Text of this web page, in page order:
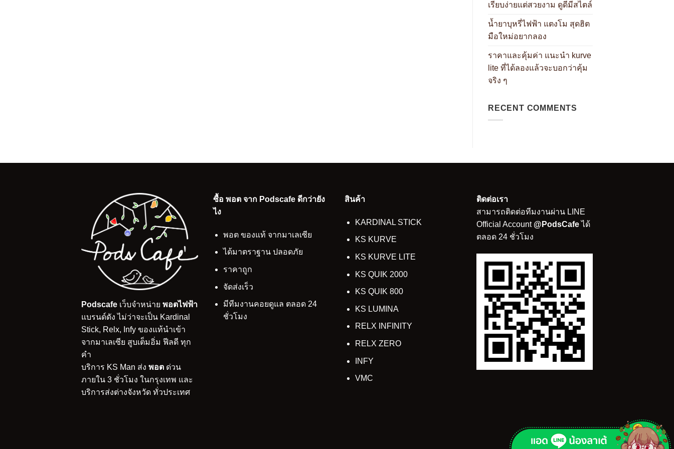
เรียบง่ายแต่สวยงาม ดูดีมีสไตล์
น้ำยาบุหรี่ไฟฟ้า แตงโม สุดฮิต
มือใหม่อยากลอง
ราคาและคุ้มค่า แนะนำ kurve
lite ที่ได้ลองแล้วจะบอกว่าคุ้ม
จริง ๆ
RECENT COMMENTS
Podscafe เว็บจำหน่าย พอตไฟฟ้า
แบรนด์ดัง ไม่ว่าจะเป็น Kardinal
Stick, Relx, Infy ของแท้นำเข้า
จากมาเลเซีย สูบเต็มอิ่ม ฟีลดี ทุก
คำ
บริการ KS Man ส่ง พอต ด่วน
ภายใน 3 ชั่วโมง ในกรุงเทพ และ
บริการส่งต่างจังหวัด ทั่วประเทศ
ซื้อ พอต จาก Podscafe ดีกว่ายัง
ไง
พอต ของแท้ จากมาเลเซีย
ได้มาตราฐาน ปลอดภัย
ราคาถูก
จัดส่งเร็ว
มีทีมงานคอยดูแล ตลอด 24
ชั่วโมง
สินค้า
KARDINAL STICK
KS KURVE
KS KURVE LITE
KS QUIK 2000
KS QUIK 800
KS LUMINA
RELX INFINITY
RELX ZERO
INFY
VMC
ติดต่อเรา
สามารถติดต่อทีมงานผ่าน LINE
Official Account @PodsCafeได้
ตลอด 24 ชั่วโมง